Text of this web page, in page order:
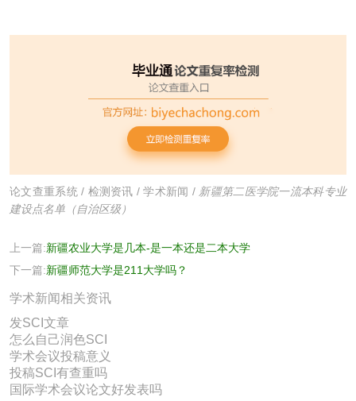
论文查重系统/ 检测资讯 /学术新闻 / 新疆第二医学院一流本科专业
建设点名单（自治区级）
上一篇:新疆农业大学是几本-是一本还是二本大学
下一篇:新疆师范大学是211大学吗？
学术新闻相关资讯
发SCI文章
怎么自己润色SCI
学术会议投稿意义
投稿SCI有查重吗
国际学术会议论文好发表吗